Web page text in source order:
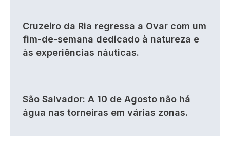
Cruzeiro da Ria regressa a Ovar com um
fim-de-semana dedicado à natureza e
às experiências náuticas.
São Salvador: A 10 de Agosto não há
água nas torneiras em várias zonas.